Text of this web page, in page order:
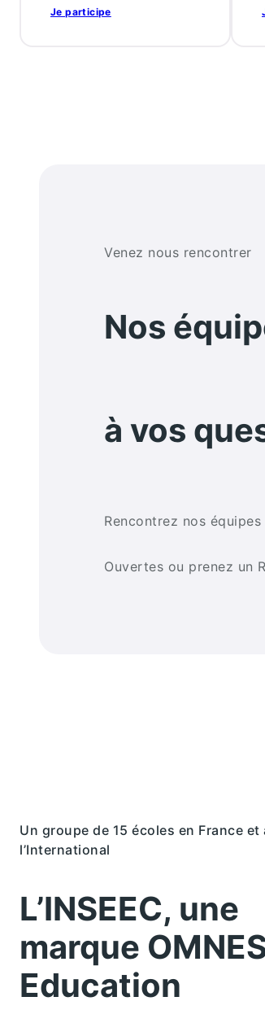
Je participe
Venez nous rencontrer
Nos
à vos
Rencontrez nos
Ouvertes ou prenez un
Un groupe de 15 écoles en France et
l’International
L’INSEEC, une
marque
Education